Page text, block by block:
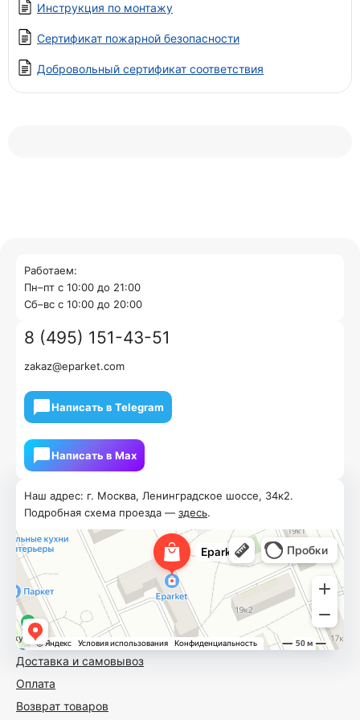
Инструкция по монтажу
Сертификат пожарной безопасности
Добровольный сертификат соответствия
Доставка и самовывоз
Оплата
Возврат товаров
Наш адрес: г. Москва, Ленинградское шоссе, 34к2.
Подробная схема проезда — здесь.
Работаем:
Пн–пт с 10:00 до 21:00
Cб–вс с 10:00 до 20:00
8 (495) 151-43-51
zakaz@eparket.com
Написать в Telegram
Написать в Мах